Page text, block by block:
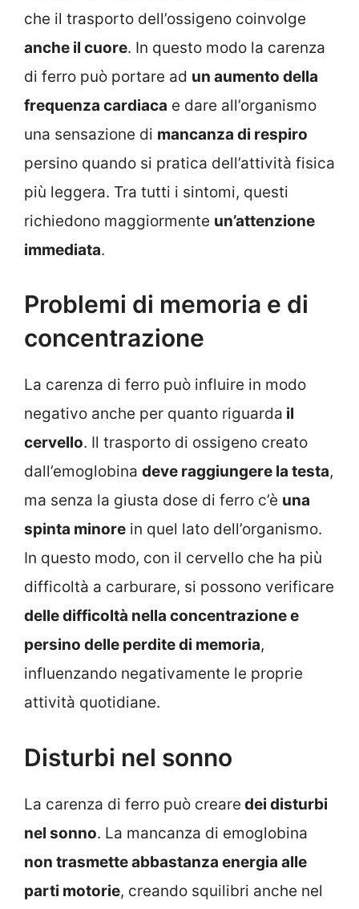
che il trasporto dell’ossigeno coinvolge
anche il cuore. In questo modo la carenza
di ferro può portare ad un aumento della
frequenza cardiaca e dare all’organismo
una sensazione di mancanza di respiro
persino quando si pratica dell’attività fisica
più leggera. Tra tutti i sintomi, questi
richiedono maggiormente un’attenzione
immediata.
Problemi di memoria e di
concentrazione
La carenza di ferro può influire in modo
negativo anche per quanto riguarda il
cervello. Il trasporto di ossigeno creato
dall’emoglobina deve raggiungere la testa,
ma senza la giusta dose di ferro c’è una
spinta minore in quel lato dell’organismo.
In questo modo, con il cervello che ha più
difficoltà a carburare, si possono verificare
delle difficoltà nella concentrazione e
persino delle perdite di memoria,
influenzando negativamente le proprie
attività quotidiane.
Disturbi nel sonno
La carenza di ferro può creare dei disturbi
nel sonno. La mancanza di emoglobina
non trasmette abbastanza energia alle
parti motorie, creando squilibri anche nel